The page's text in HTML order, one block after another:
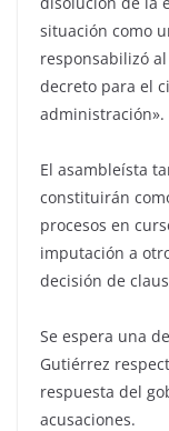
situación como
responsabilizó
decreto para el
administración».
El asambleísta
constituirán
procesos en
imputación a
decisión de
Se espera una
Gutiérrez
respuesta del
acusaciones.